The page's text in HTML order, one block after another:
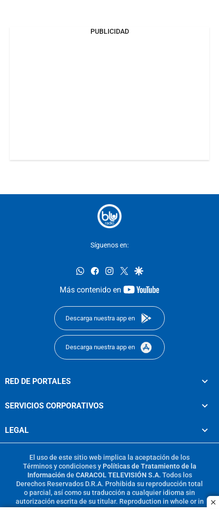
PUBLICIDAD
Síguenos en:
whatsappfacebookinstagram
twittergoogle
Más contenido en
youtube-
Descarga nuestra app en
Descarga nuestra app en
RED DE PORTALES
SERVICIOS CORPORATIVOS
LEGAL
El uso de este sitio web implica la aceptación de los
Términos y condicionesy Políticas de Tratamiento de la
Información de CARACOL TELEVISIÓN S.A. Todos los
Derechos Reservados D.R.A. Prohibida su reproducción total
o parcial, así como su traducción a cualquier idioma sin
autorización escrita de su titular. Reproduction in whole or in